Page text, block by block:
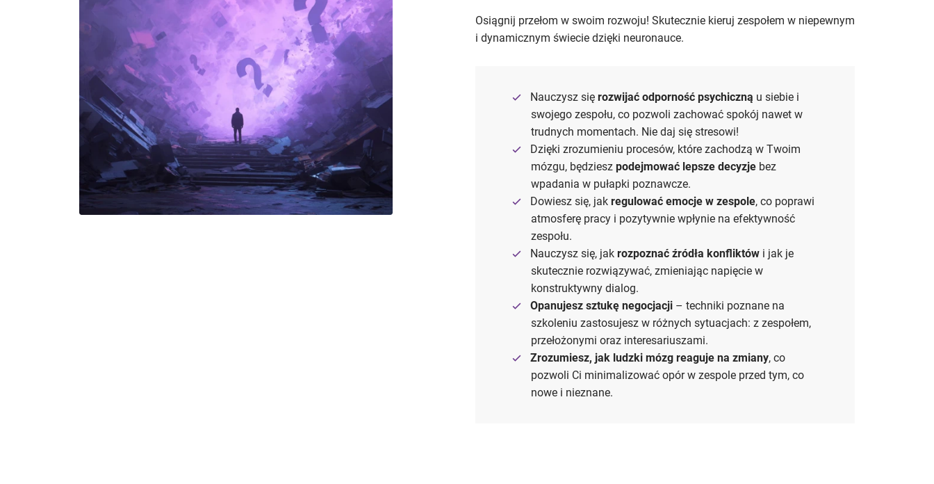
Osiągnij przełom w swoim rozwoju! Skutecznie kieruj zespołem w niepewnym
i dynamicznym świecie dzięki neuronauce.
Nauczysz się rozwijać odporność psychiczną u siebie i
swojego zespołu, co pozwoli zachować spokój nawet w
trudnych momentach. Nie daj się stresowi!
Dzięki zrozumieniu procesów, które zachodzą w Twoim
mózgu, będziesz podejmować lepsze decyzjebez
wpadania w pułapki poznawcze.
Dowiesz się, jak regulować emocje w zespole, co poprawi
atmosferę pracy i pozytywnie wpłynie na efektywność
zespołu.
Nauczysz się, jak rozpoznać źródła konfliktówi jak je
skutecznie rozwiązywać, zmieniając napięcie w
konstruktywny dialog.
Opanujesz sztukę negocjacji– techniki poznane na
szkoleniu zastosujesz w różnych sytuacjach: z zespołem,
przełożonymi oraz interesariuszami.
Zrozumiesz, jak ludzki mózg reaguje na zmiany, co
pozwoli Ci minimalizować opór w zespole przed tym, co
nowe i nieznane.